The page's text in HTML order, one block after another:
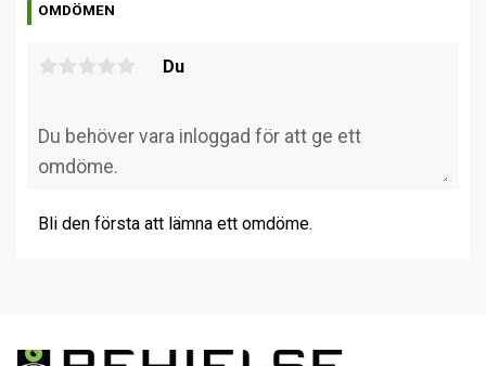
OMDÖMEN
Du
Bli den första att lämna ett omdöme.